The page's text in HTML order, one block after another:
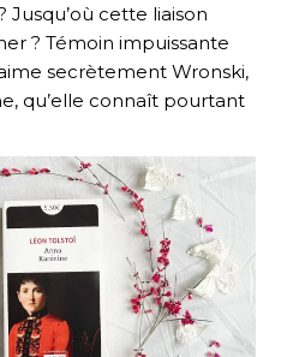
Jusqu’où cette liaison
? Témoin impuissante
secrètement Wronski,
qu’elle connaît pourtant